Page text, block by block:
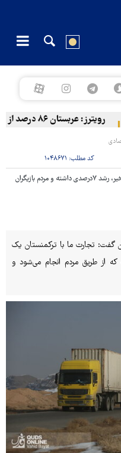
رویترز: عربستان ۸۶ درصد از موشک‌های پاتریوت خود را استفاده کرده است
کد مطلب: ۱۰۴۸۶۷۱
ارزش صادرات خراسان رضوی به ترکمنستان در ۹ ماه اخیر، رشد ۷درصدی داشته و مردم بازیگران
گفت: تجارت ما با ترکمنستان یک
از طریق مردم انجام می‌شود و